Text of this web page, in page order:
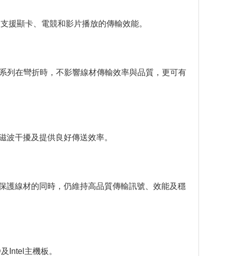
援顯卡、電競和影片播放的傳輸效能。
列在彎折時，不影響線材傳輸效率與品質，更可有
干擾及提供良好傳送效率。
護線材的同時，仍維持高品質傳輸訊號、效能及穩
Intel主機板。